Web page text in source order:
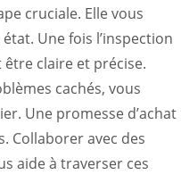
cruciale. Elle vous
Une fois l’inspection
être claire et précise.
cachés, vous
Une promesse d’achat
Collaborer avec des
aide à traverser ces